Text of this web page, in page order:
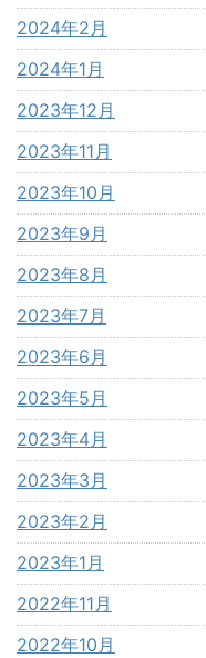
2024年2月
2024年1月
2023年12月
2023年11月
2023年10月
2023年9月
2023年8月
2023年7月
2023年6月
2023年5月
2023年4月
2023年3月
2023年2月
2023年1月
2022年11月
2022年10月